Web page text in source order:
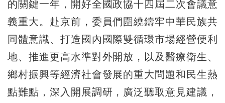
的關鍵一年，開好全國政協十四屆二次會議意
義重大。赴京前，委員們圍繞鑄牢中華民族共
同體意識、打造國內國際雙循環市場經營便利
地、推進更高水準對外開放，以及醫療衛生、
鄉村振興等經濟社會發展的重大問題和民生熱
點難點，深入開展調研，廣泛聽取意見建議，